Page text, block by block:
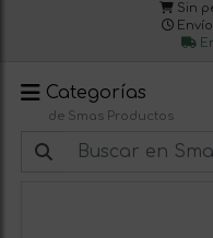
Sin
Categorías
de Smas Productos